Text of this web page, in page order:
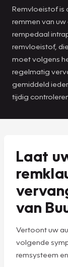
Remvloeistof is
remmen van
rempedaal
remvloeistof,
moet volgens
regelmatig
gemiddeld
tijdig
Laat
van
Vertoont uw
volgende
remsysteem